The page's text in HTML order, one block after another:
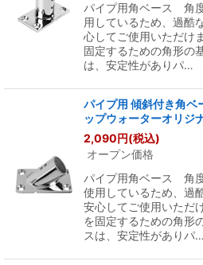
パイプ用角ベース 角
用しているため、過酷
心してご使用いただけ
固定するための角形の
は、安定性がありパ…
パイプ用 傾斜付き角ベ
ップウォーターオリジ
2,090円(税込)
オープン価格
パイプ用角ベース 角
使用しているため、過
安心してご使用いただ
を固定するための角形
スは、安定性がありパ…